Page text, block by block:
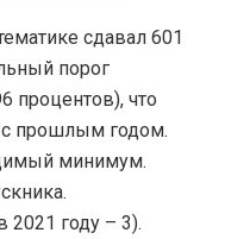
сдавал 601
порог
процентов), что
прошлым годом.
минимум.
2021 году – 3).